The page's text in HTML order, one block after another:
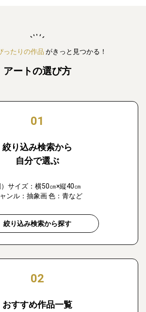
ったりの作品 がきっと見つかる！
アートの選び方
01
絞り込み検索から
自分で選ぶ
サイズ：横50㎝×縦40㎝
ンル：抽象画 色：青など
絞り込み検索から探す
02
おすすめ作品一覧